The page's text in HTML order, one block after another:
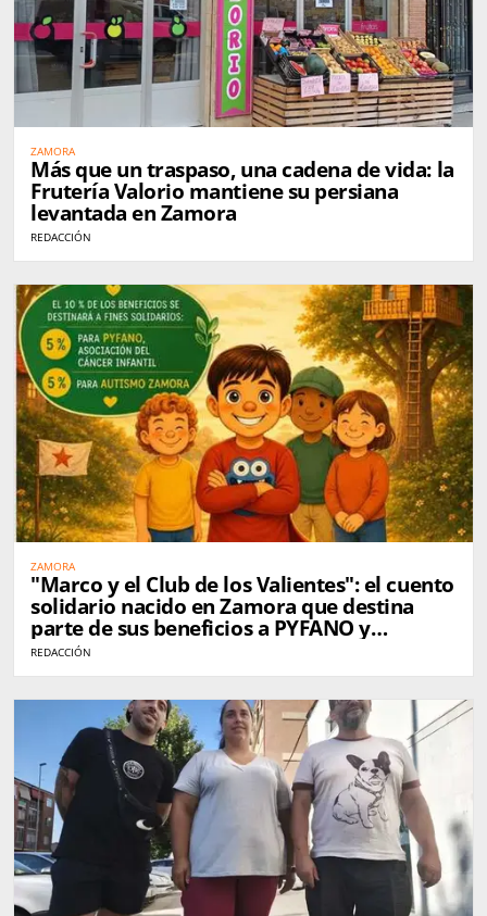
ZAMORA
Más que un traspaso, una cadena de vida: la
Frutería Valorio mantiene su persiana
levantada en Zamora
REDACCIÓN
ZAMORA
"Marco y el Club de los Valientes": el cuento
solidario nacido en Zamora que destina
parte de sus beneficios a PYFANO y
Autismo Zamora
REDACCIÓN